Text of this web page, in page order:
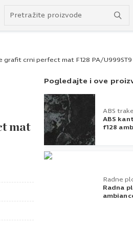
grafit crni perfect mat F128 PA/U999ST9
mat
Pogledajte i ove
ABS trake
ABS
f128
Radne
Radna